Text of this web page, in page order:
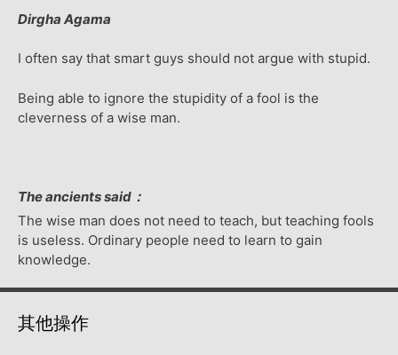
Dirgha Agama
I often say that smart guys should not argue with stupid.
Being able to ignore the stupidity of a fool is the
cleverness of a wise man.
The ancients said：
The wise man does not need to teach, but teaching fools
is useless. Ordinary people need to learn to gain
knowledge.
其他操作